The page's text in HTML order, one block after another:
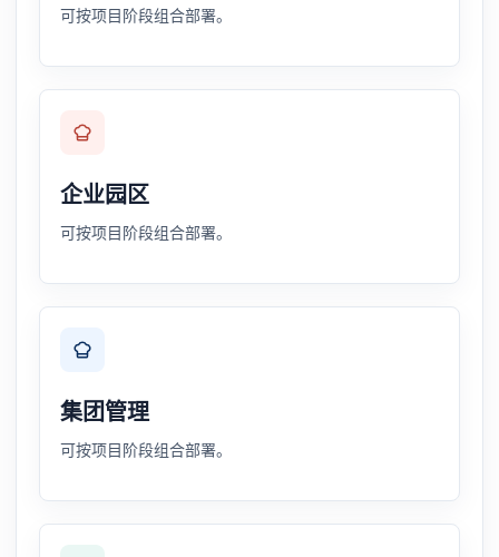
可按项目阶段组合部署。
企业园区
可按项目阶段组合部署。
集团管理
可按项目阶段组合部署。